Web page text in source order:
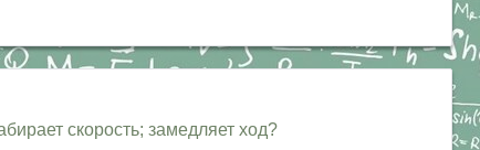
скорость; замедляет ход?